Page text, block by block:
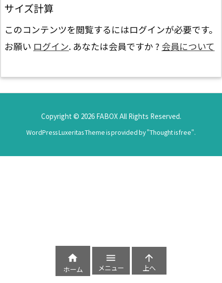
サイズ計算
このコンテンツを閲覧するにはログインが必要です。
お願い ログイン. あなたは会員ですか ? 会員について
Copyright © 2026 FABOXAll Rights Reserved.
WordPress Luxeritas Theme is provided by "Thought is free".

ホーム

メニュー

上へ